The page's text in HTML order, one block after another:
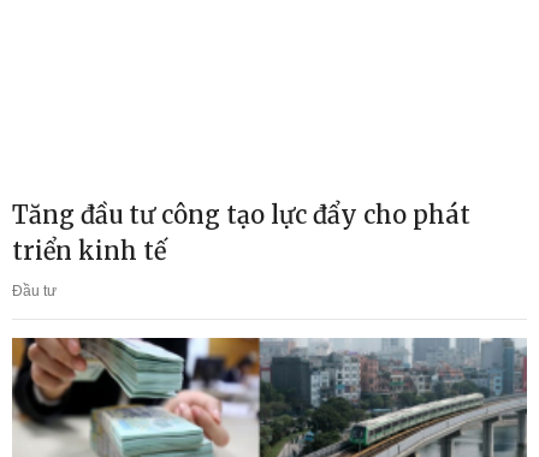
Tăng đầu tư công tạo lực đẩy cho phát
triển kinh tế
Đầu tư